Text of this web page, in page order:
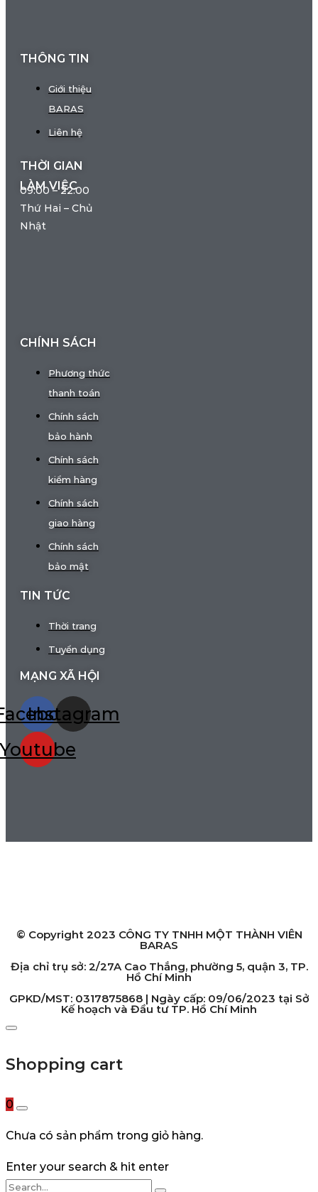
THÔNG TIN
Giới thiệu
BARAS
Liên hệ
THỜI GIAN
LÀM VIỆC
09:00 – 22:00
Thứ Hai – Chủ
Nhật
CHÍNH SÁCH
Phương thức
thanh toán
Chính sách
bảo hành
Chính sách
kiểm hàng
Chính sách
giao hàng
Chính sách
bảo mật
TIN TỨC
Thời trang
Tuyển dụng
MẠNG XÃ HỘI
Instagram
Youtube
© Copyright 2023 CÔNG TY TNHH MỘT THÀNH VIÊN
BARAS
Địa chỉ trụ sở: 2/27A Cao Thắng, phường 5, quận 3, TP.
Hồ Chí Minh
GPKD/MST: 0317875868 | Ngày cấp: 09/06/2023 tại Sở
Kế hoạch và Đầu tư TP. Hồ Chí Minh
Shopping cart
0
Chưa có sản phẩm trong giỏ hàng.
Enter your search & hit enter